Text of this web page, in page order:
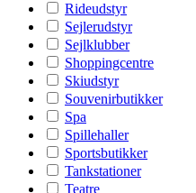
Rideudstyr
Sejlerudstyr
Sejlklubber
Shoppingcentre
Skiudstyr
Souvenirbutikker
Spa
Spillehaller
Sportsbutikker
Tankstationer
Teatre